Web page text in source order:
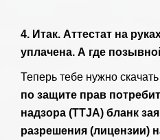
4. Итак. Аттестат на
уплачена. А где
Теперь тебе нужно скачать
по защите прав
надзора (TTJA) бланк
разрешения (лицензии)